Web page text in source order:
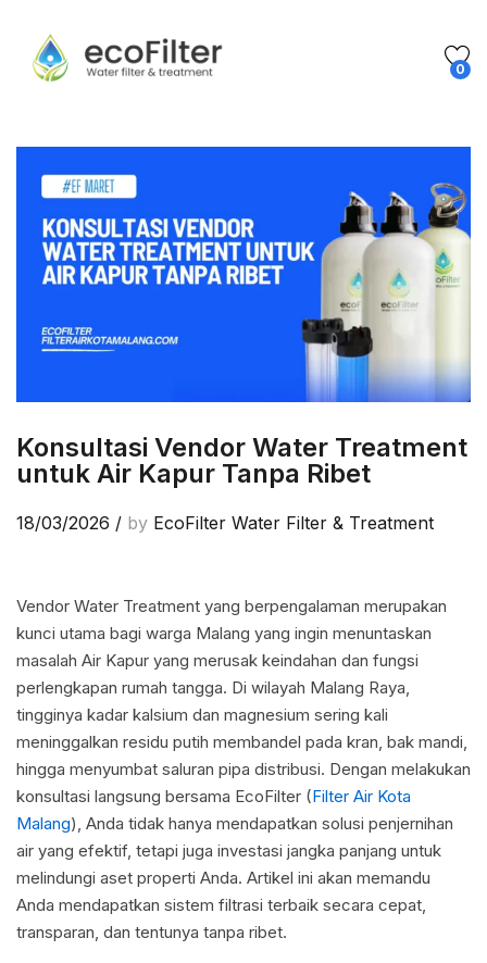
0
Konsultasi Vendor Water Treatment
untuk Air Kapur Tanpa Ribet
18/03/2026 / by EcoFilter Water Filter & Treatment
Vendor Water Treatment yang berpengalaman merupakan
kunci utama bagi warga Malang yang ingin menuntaskan
masalah Air Kapur yang merusak keindahan dan fungsi
perlengkapan rumah tangga. Di wilayah Malang Raya,
tingginya kadar kalsium dan magnesium sering kali
meninggalkan residu putih membandel pada kran, bak mandi,
hingga menyumbat saluran pipa distribusi. Dengan melakukan
konsultasi langsung bersama EcoFilter (Filter Air Kota
Malang), Anda tidak hanya mendapatkan solusi penjernihan
air yang efektif, tetapi juga investasi jangka panjang untuk
melindungi aset properti Anda. Artikel ini akan memandu
Anda mendapatkan sistem filtrasi terbaik secara cepat,
transparan, dan tentunya tanpa ribet.